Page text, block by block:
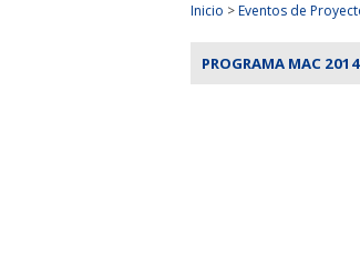
Inicio >Eventos de
PROGRAMA MAC